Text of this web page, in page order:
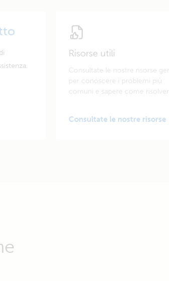
Risorse utili
Consultate le nostre risorse
per conoscere i problemi più
comuni e sapere come
Consultate le nostre risorse